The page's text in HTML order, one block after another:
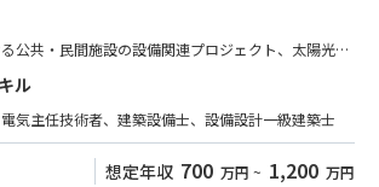
公共・民間施設の設備関連プロジェクト、太陽光発
ルギーシステム、スポーツイベント関連プロジェク
トンネル防災設備（道路・鉄道）、駅舎・建築物に
およびアセットマネージメントなど
ル
気主任技術者、建築設備士、設備設計一級建築士
想定年収 700 万円 ~ 1,200 万円